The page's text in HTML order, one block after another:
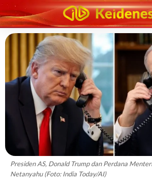
Presiden AS, Donald Trump dan Perdana
Netanyahu (Foto: India Today/AI)